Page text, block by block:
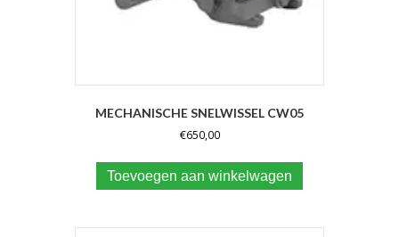
MECHANISCHE SNELWISSEL CW05
€650,00
Toevoegen aan winkelwagen